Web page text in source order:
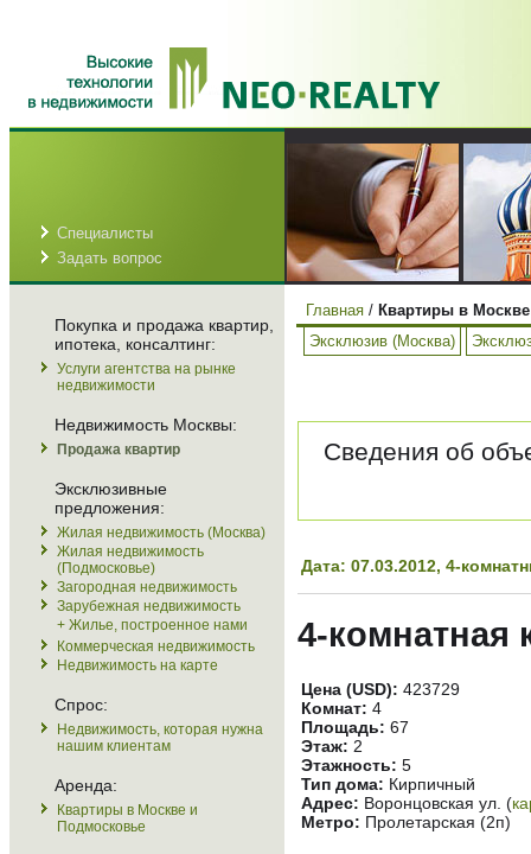
Специалисты
Задать вопрос
Покупка и продажа квартир,
ипотека, консалтинг:
Услуги агентства на рынке
недвижимости
Недвижимость Москвы:
Продажа квартир
Эксклюзивные
предложения:
Жилая недвижимость (Москва)
Жилая недвижимость
(Подмосковье)
Загородная недвижимость
Зарубежная недвижимость
+ Жилье, построенное нами
Коммерческая недвижимость
Недвижимость на карте
Спрос:
Недвижимость, которая нужна
нашим клиентам
Аренда:
Квартиры в Москве и
Подмосковье
Главная / Квартиры в
Эксклюзив (Москва)
Сведения об
Дата: 07.03.2012, 4-
4-комнатная
Цена (USD): 423729
Комнат: 4
Площадь: 67
Этаж: 2
Этажность: 5
Тип дома: Кирпичный
Адрес: Воронцовская ул. (
Метро: Пролетарская (2п)